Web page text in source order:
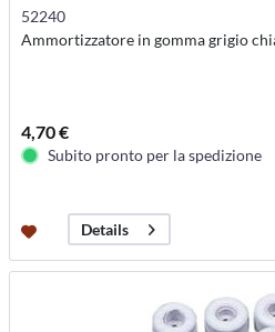
52240
Ammortizzatore in gomma grigio
4,70 €
Subito pronto per la spedizione
Details